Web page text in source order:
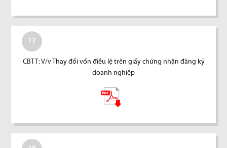
17
CBTT: V/v Thay đổi vốn điều lệ trên giấy chứng nhận đăng ký
doanh nghiệp